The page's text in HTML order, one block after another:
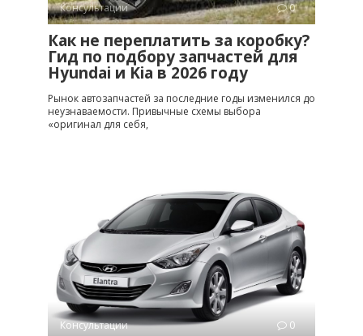
Консультации 0
Как не переплатить за коробку?
Гид по подбору запчастей для
Hyundai и Kia в 2026 году
Рынок автозапчастей за последние годы изменился до
неузнаваемости. Привычные схемы выбора
«оригинал для себя,
Консультации 0